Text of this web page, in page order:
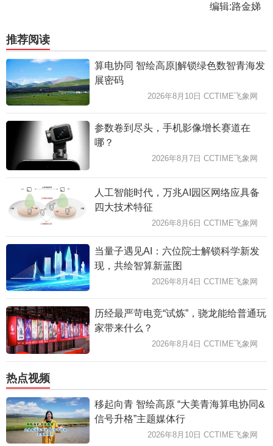
编辑:路金娣
推荐阅读
算电协同 智绘高原|解锁绿色数智青海发
展密码
2026年8月10日 CCTIME飞象网
参数卷到尽头，手机影像增长赛道在
哪？
2026年8月7日 CCTIME飞象网
人工智能时代，万兆AI园区网络应具备
四大技术特征
2026年8月6日 CCTIME飞象网
当量子遇见AI：六位院士解锁科学新发
现，共绘智算新蓝图
2026年8月4日 CCTIME飞象网
历经最严苛电竞“试炼”，骁龙能给普通玩
家带来什么？
2026年8月4日 CCTIME飞象网
热点视频
移起向青 智绘高原 “大美青海算电协同&
信号升格”主题媒体行
2026年8月10日 CCTIME飞象网